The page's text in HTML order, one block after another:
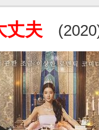
丈夫